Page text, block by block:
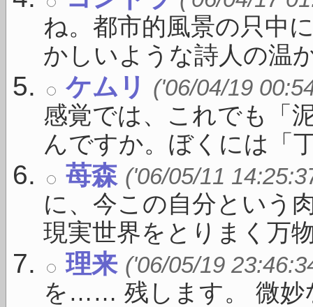
ね。都市的風景の只中
かしいような詩人の温
ケムリ ('06/04/19
感覚では、これでも「
んですか。ぼくには「
苺森 ('06/05/11
に、今この自分という
現実世界をとりまく万
理来 ('06/05/19
を…… 残します。 微妙